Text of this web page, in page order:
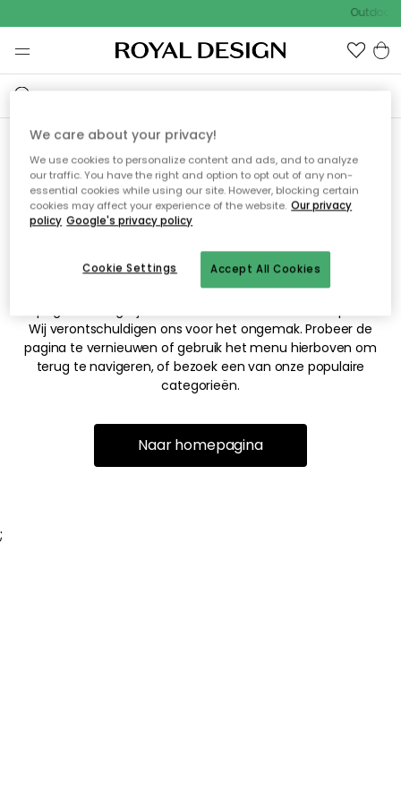
Outdoor
Sorry! De pagina waarnaar
je hebt gezocht kan niet
worden weergegeven.
Wij verontschuldigen ons voor het ongemak. Probeer de
pagina te vernieuwen of gebruik het menu hierboven om
terug te navigeren, of bezoek een van onze populaire
categorieën.
Naar homepagina
;
We care about your privacy!
We use cookies to personalize content and ads, and to analyze
our traffic. You have the right and option to opt out of any non-
essential cookies while using our site. However, blocking certain
cookies may affect your experience of the website. Our privacy
policy Google's privacy policy
Accept All Cookies
Cookie Settings